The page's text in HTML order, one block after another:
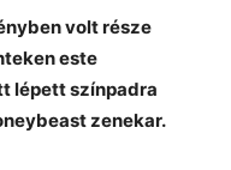
volt része
este
lépett színpadra
zenekar.